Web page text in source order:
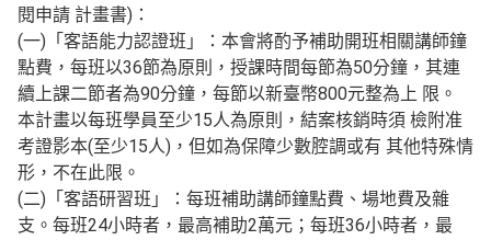
閱申請 計畫書)：
(一)「客語能力認證班」：本會將酌予補助開班相關講師鐘
點費，每班以36節為原則，授課時間每節為50分鐘，其連
續上課二節者為90分鐘，每節以新臺幣800元整為上 限。
本計畫以每班學員至少15人為原則，結案核銷時須 檢附准
考證影本(至少15人)，但如為保障少數腔調或有 其他特殊情
形，不在此限。
(二)「客語研習班」： 每班補助講師鐘點費、場地費及雜
支。每班24小時者，最高補助2萬元；每班36小時者， 最